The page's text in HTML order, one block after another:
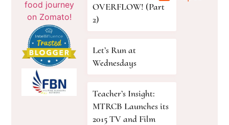
OVERFLOW! (Part
2)
Let’s Run at
Wednesdays
Teacher’s Insight:
MTRCB Launches its
2015 TV and Film